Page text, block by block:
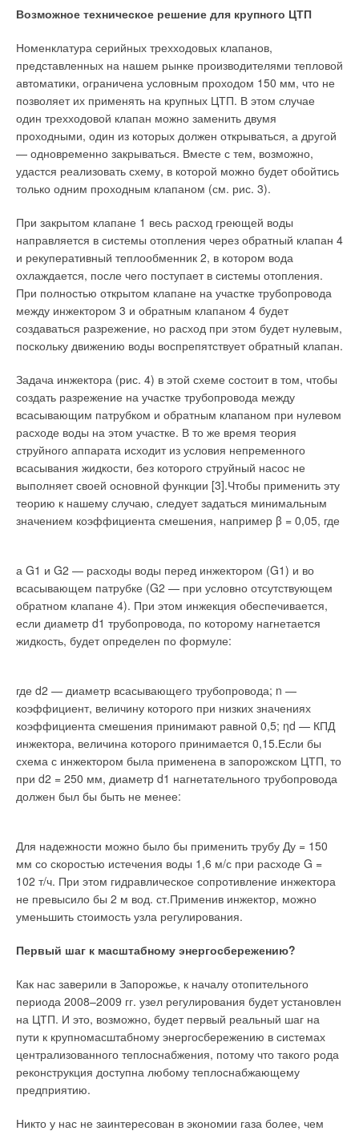
Возможное техническое решение для крупного ЦТП
Номенклатура серийных трехходовых клапанов,
представленных на нашем рынке производителями тепловой
автоматики, ограничена условным проходом 150 мм, что не
позволяет их применять на крупных ЦТП. В этом случае
один трехходовой клапан можно заменить двумя
проходными, один из которых должен открываться, а другой
— одновременно закрываться. Вместе с тем, возможно,
удастся реализовать схему, в которой можно будет обойтись
только одним проходным клапаном (см. рис. 3).
При закрытом клапане 1 весь расход греющей воды
направляется в системы отопления через обратный клапан 4
и рекуперативный теплообменник 2, в котором вода
охлаждается, после чего поступает в системы отопления.
При полностью открытом клапане на участке трубопровода
между инжектором 3 и обратным клапаном 4 будет
создаваться разрежение, но расход при этом будет нулевым,
поскольку движению воды воспрепятствует обратный клапан.
Задача инжектора (рис. 4) в этой схеме состоит в том, чтобы
создать разрежение на участке трубопровода между
всасывающим патрубком и обратным клапаном при нулевом
расходе воды на этом участке. В то же время теория
струйного аппарата исходит из условия непременного
всасывания жидкости, без которого струйный насос не
выполняет своей основной функции [3].Чтобы применить эту
теорию к нашему случаю, следует задаться минимальным
значением коэффициента смешения, например β = 0,05, где
а G1 и G2 — расходы воды перед инжектором (G1) и во
всасывающем патрубке (G2 — при условно отсутствующем
обратном клапане 4). При этом инжекция обеспечивается,
если диаметр d1 трубопровода, по которому нагнетается
жидкость, будет определен по формуле:
где d2 — диаметр всасывающего трубопровода; n —
коэффициент, величину которого при низких значениях
коэффициента смешения принимают равной 0,5; ηd — КПД
инжектора, величина которого принимается 0,15.Если бы
схема с инжектором была применена в запорожском ЦТП, то
при d2 = 250 мм, диаметр d1 нагнетательного трубопровода
должен был бы быть не менее:
Для надежности можно было бы применить трубу Ду = 150
мм со скоростью истечения воды 1,6 м/с при расходе G =
102 т/ч. При этом гидравлическое сопротивление инжектора
не превысило бы 2 м вод. ст.Применив инжектор, можно
уменьшить стоимость узла регулирования.
Первый шаг к масштабному энергосбережению?
Как нас заверили в Запорожье, к началу отопительного
периода 2008–2009 гг. узел регулирования будет установлен
на ЦТП. И это, возможно, будет первый реальный шаг на
пути к крупномасштабному энергосбережению в системах
централизованного теплоснабжения, потому что такого рода
реконструкция доступна любому теплоснабжающему
предприятию.
Никто у нас не заинтересован в экономии газа более, чем
за столько и заплатил».Таким образом, в рамках отдельного
коммерческих отношений в отрасли. До конца года
руководство «Теплоэнергии» намерено добиться установки
приборов учета тепла во всех домах, где они еще
отсутствуют.
Важность стандартизации
Централизованная установка приборов учета позволяет
решить еще одну немаловажную проблему. Согласно
российскому законодательству потребитель вправе сам
выбирать из более чем 300 различных марок
сертифицированных счетчиков — от морально устаревших
механических до надежных и современных ультразвуковых.
«Согласитесь, сложно представить ситуацию, когда
покупатель приходит в супермаркет со своим безменом, —
отмечает Татьяна Кислякова, директор по продажам и
маркетингу российского представительства Kamstrup. —
Очевидно, все весы нормальной торгующей организации
должны быть одного типа, одинаково откалиброваны,
проверены и т.д. Иначе не сойдется баланс, и магазин
прогорит.Та же ситуация и с теплом, которое является
таким же товаром».
Поэтому многие тепловые компании, имеющие дело с
наличием у потребителей множества разных приборов
учета, нацелены на установку однотипных приборов учета.
«Для нас идеальный вариант, если все наши потребители
будут иметь приборы одной марки. Тогда мы используем
показаний и архивов, — говорит Геннадий Малинов, главный
инженер МУП «Теплоэнергия». — И когда возникнет
неизбежная необходимость диспетчеризации, гораздо
проще будет объединить одинаковые приборы, чем десятки
разных моделей».
находятся еще в начале пути к современному и
экономичному теплоснабжению. Повсеместный расчет по
приборам учета тепла и акционирование муниципальных
предприятий создадут предпосылки для цивилизованных
рыночных отношений в этой сфере.
Читайте по теме:
→
Инверторные накопительные водонагреватели Royal
Thermo: чем отличаются три серии
ЖУРНАЛ СОК АВГУСТ 2026
ЖУРНАЛ СОК ИЮНЬ 2026
систем коррекцией процессов регулирования
ЖУРНАЛ СОК ИЮНЬ 2026
→
Теплотехнические характеристики лучисто-конвективной
панели при эксплуатации в действующей котельной
ЖУРНАЛ СОК ИЮНЬ 2026
→
Водонагреватель Royal Thermo Smalto Inverter:
интеллект, стиль и энергоэффективность